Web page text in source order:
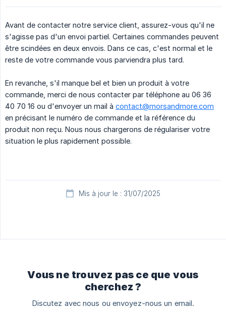
Avant de contacter notre service client, assurez-vous qu'il ne
s'agisse pas d'un envoi partiel. Certaines commandes peuvent
être scindées en deux envois. Dans ce cas, c'est normal et le
reste de votre commande vous parviendra plus tard.
En revanche, s'il manque bel et bien un produit à votre
commande, merci de nous contacter par téléphone au 06 36
40 70 16 ou d'envoyer un mail à contact@morsandmore.com
en précisant le numéro de commande et la référence du
produit non reçu. Nous nous chargerons de régulariser votre
situation le plus rapidement possible.
Mis à jour le : 31/07/2025
Vous ne trouvez pas ce que vous
cherchez ?
Discutez avec nous ou envoyez-nous un email.